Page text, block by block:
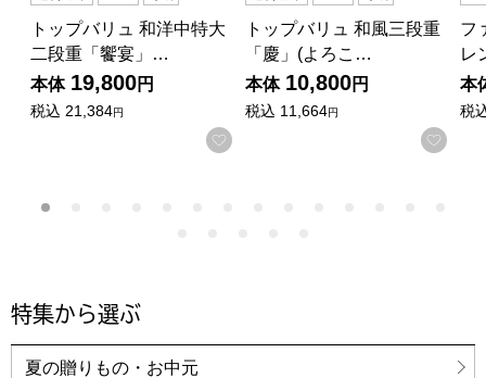
トップバリュ 和洋中特大
二段重「饗宴」…
本体 19,800円
税込 21,384円
お気に入りに登録する
トップバリュ 和風三段重
「慶」(よろこ…
本体 10,800円
税込 11,664円
お気
フ
レ
本
税
特集から選ぶ
夏の贈りもの・お中元